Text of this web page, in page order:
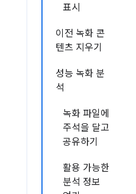
표시
이전 녹화 콘
텐츠 지우기
성능 녹화 분
석
녹화 파일에
주석을 달고
공유하기
활용 가능한
분석 정보